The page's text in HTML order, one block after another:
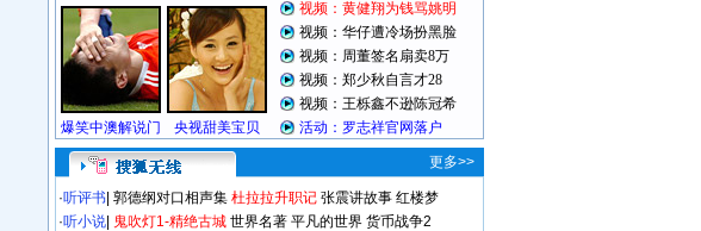
更多>>
·听评书 郭德纲对口相声集 杜拉拉升职记 张震讲故事 红楼梦
·听小说 鬼吹灯1-精绝古城 世界名著 平凡的世界 货币战争2